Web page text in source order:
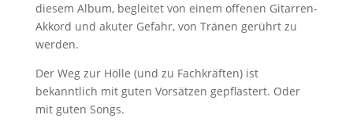
diesem Album, begleitet von einem offenen Gitarren-
Akkord und akuter Gefahr, von Tränen gerührt zu
werden.
Der Weg zur Hölle (und zu Fachkräften) ist
bekanntlich mit guten Vorsätzen gepflastert. Oder
mit guten Songs.